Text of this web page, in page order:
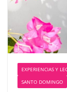
EXPERIENCIAS Y
SANTO DOMINGO